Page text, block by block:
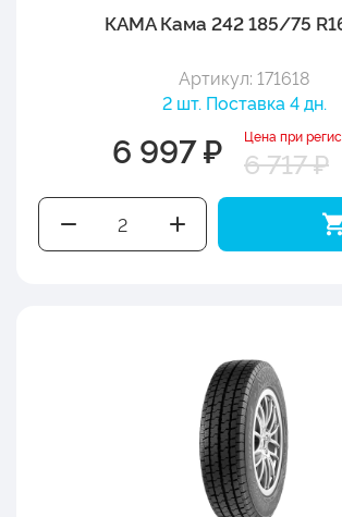
КАМА Кама 242 185/75
Артикул: 171618
2 шт. Поставка 4 дн.
6 997 ₽ Цена при
6 717 ₽